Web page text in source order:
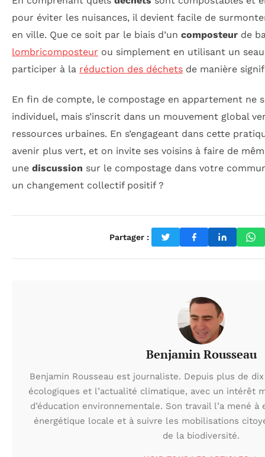
pour éviter les nuisances, il devient facile de
en ville. Que ce soit par le biais d’un composteur de
lombricomposteur ou simplement en utilisant un
participer à la réduction des déchets de manière
En fin de compte, le compostage en appartement ne
individuel, mais s’inscrit dans un mouvement global
ressources urbaines. En s’engageant dans cette
avenir plus vert, et on invite ses voisins à faire de
une discussion sur le compostage dans votre
un changement collectif positif ?
Partager :
Benjamin Rousseau
Benjamin Rousseau est journaliste. Depuis plus de
écologiques et l’actualité climatique, avec un intérêt
d’éducation environnementale. Son travail l’a mené
énergétique locale et à suivre les mobilisations
de la biodiversité.